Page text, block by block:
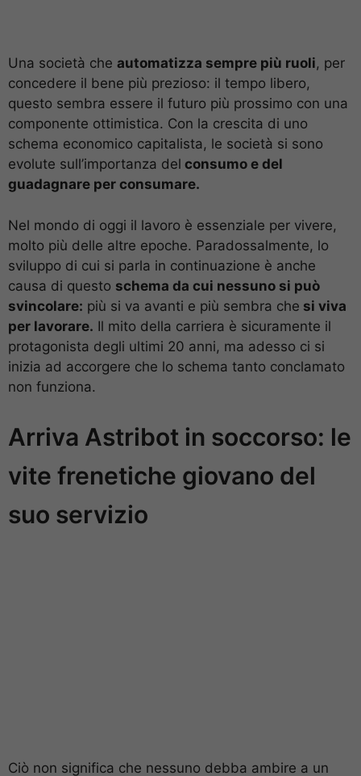
Una società che automatizza sempre più ruoli, per
concedere il bene più prezioso: il tempo libero,
questo sembra essere il futuro più prossimo con una
componente ottimistica. Con la crescita di uno
schema economico capitalista, le società si sono
evolute sull’importanza del consumo e del
guadagnare per consumare.
Nel mondo di oggi il lavoro è essenziale per vivere,
molto più delle altre epoche. Paradossalmente, lo
sviluppo di cui si parla in continuazione è anche
causa di questo schema da cui nessuno si può
svincolare: più si va avanti e più sembra che si viva
per lavorare. Il mito della carriera è sicuramente il
protagonista degli ultimi 20 anni, ma adesso ci si
inizia ad accorgere che lo schema tanto conclamato
non funziona.
Arriva Astribot in soccorso: le
vite frenetiche giovano del
suo servizio
Ciò non significa che nessuno debba ambire a un